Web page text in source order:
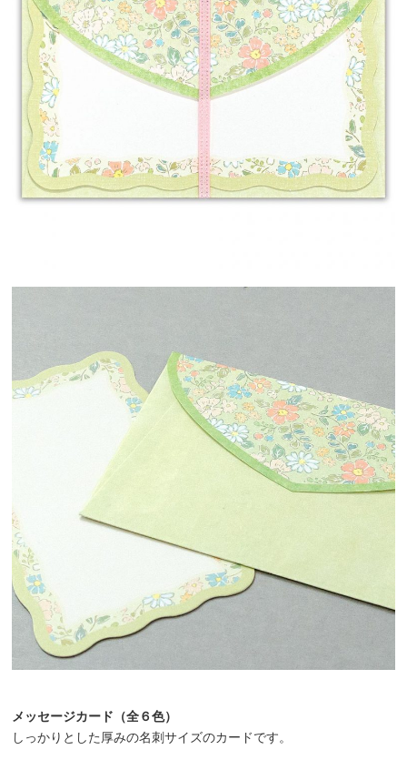
メッセージカード（全６色）
しっかりとした厚みの名刺サイズのカードです。